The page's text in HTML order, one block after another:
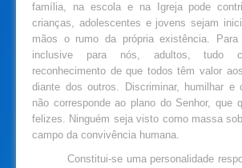
família, na escola e na Igreja pode
crianças, adolescentes e jovens sejam
mãos o rumo da própria existência.
inclusive para nós, adultos, tudo
reconhecimento de que todos têm valor
diante dos outros. Discriminar, humilhar e
não corresponde ao plano do Senhor, que
felizes. Ninguém seja visto como massa
campo da convivência humana.
Constitui-se uma personalidade